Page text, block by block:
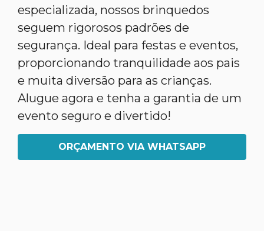
especializada, nossos brinquedos
seguem rigorosos padrões de
segurança. Ideal para festas e eventos,
proporcionando tranquilidade aos pais
e muita diversão para as crianças.
Alugue agora e tenha a garantia de um
evento seguro e divertido!
ORÇAMENTO VIA WHATSAPP